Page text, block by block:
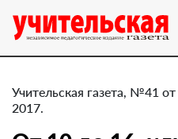
Учительская газета, №41
2017.